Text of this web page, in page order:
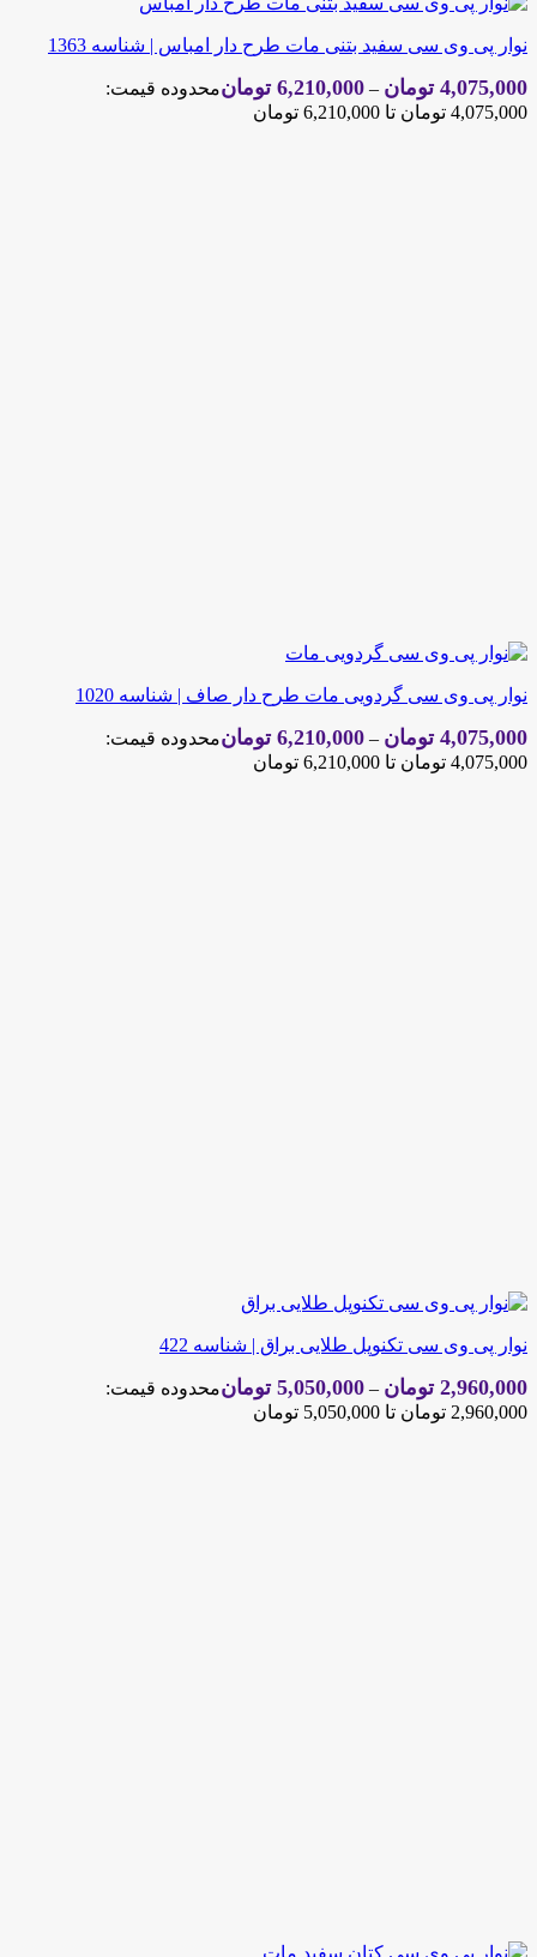
نوار پی وی سی سفید بتنی مات طرح دار امباس | شناسه 1363
4,075,000 تومان –
6,210,000 تومانمحدوده قیمت:
4,075,000 تومان تا 6,210,000 تومان
نوار پی وی سی گردویی مات طرح دار صاف | شناسه 1020
4,075,000 تومان –
6,210,000 تومانمحدوده قیمت:
4,075,000 تومان تا 6,210,000 تومان
نوار پی وی سی تکنوپل طلایی براق | شناسه 422
2,960,000 تومان –
5,050,000 تومانمحدوده قیمت:
2,960,000 تومان تا 5,050,000 تومان